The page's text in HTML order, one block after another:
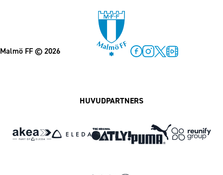
Malmö FF© 2026
HUVUDPARTNERS